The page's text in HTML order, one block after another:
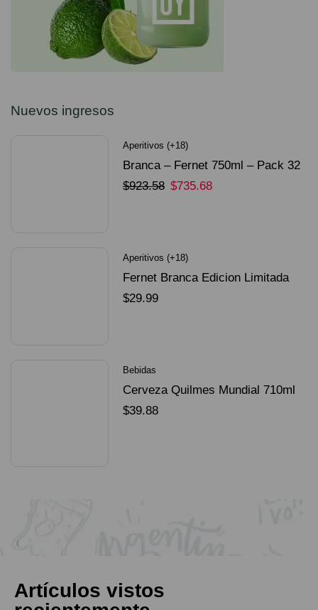
Nuevos ingresos
Aperitivos (+18)
Branca – Fernet 750ml – Pack 32
Unidades
$923.58 $735.68
Aperitivos (+18)
Fernet Branca Edicion Limitada
Dorado Mundial
$29.99
Bebidas
Cerveza Quilmes Mundial 710ml
packX4
$39.88
Artículos vistos